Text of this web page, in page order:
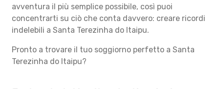
avventura il più semplice possibile, così puoi
concentrarti su ciò che conta davvero: creare ricordi
indelebili a Santa Terezinha do Itaipu.
Pronto a trovare il tuo soggiorno perfetto a Santa
Terezinha do Itaipu?